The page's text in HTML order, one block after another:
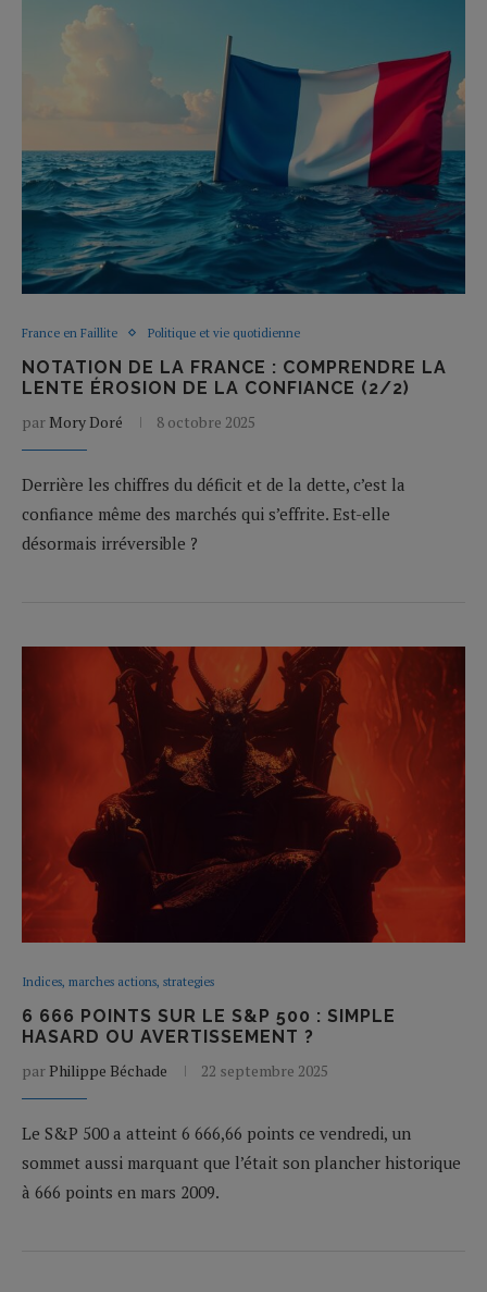
France en Faillite Politique et vie quotidienne
NOTATION DE LA FRANCE : COMPRENDRE LA
LENTE ÉROSION DE LA CONFIANCE (2/2)
par Mory Doré 8 octobre 2025
Derrière les chiffres du déficit et de la dette, c’est la
confiance même des marchés qui s’effrite. Est-elle
désormais irréversible ?
Indices, marches actions, strategies
6 666 POINTS SUR LE S&P 500 : SIMPLE
HASARD OU AVERTISSEMENT ?
par Philippe Béchade 22 septembre 2025
Le S&P 500 a atteint 6 666,66 points ce vendredi, un
sommet aussi marquant que l’était son plancher historique
à 666 points en mars 2009.